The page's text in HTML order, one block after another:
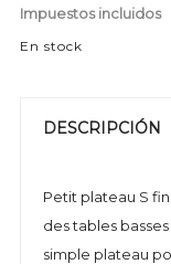
Impuestos incluidos
En stock
DESCRIPCIÓN
Petit plateau S
des tables
simple plateau